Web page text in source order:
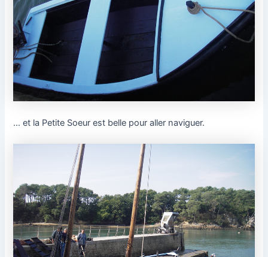
… et la Petite Soeur est belle pour aller naviguer.